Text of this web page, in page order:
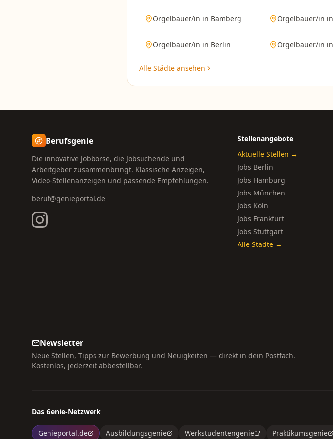
Orgelbauer/in in Bamberg Orgelbauer/in in
Orgelbauer/in in Berlin Orgelbauer/in in
Alle Städte ansehen
Berufsgenie
Die innovative Jobbörse, die Jobsuchende und
Arbeitgeber zusammenbringt. Klassische Anzeigen,
Video-Stellenanzeigen und passende Empfehlungen.
beruf@genieportal.de
Stellenangebote
Aktuelle Stellen →
Jobs Berlin
Jobs Hamburg
Jobs München
Jobs Köln
Jobs Frankfurt
Jobs Stuttgart
Alle Städte →
Newsletter
Neue Stellen, Tipps zur Bewerbung und Neuigkeiten — direkt in dein Postfach.
Kostenlos, jederzeit abbestellbar.
Das Genie-Netzwerk
Genieportal.de Ausbildungsgenie Werkstudentengenie Praktikumsgenie